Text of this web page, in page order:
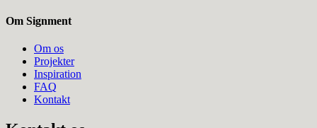
Om Signment
Om os
Projekter
Inspiration
FAQ
Kontakt